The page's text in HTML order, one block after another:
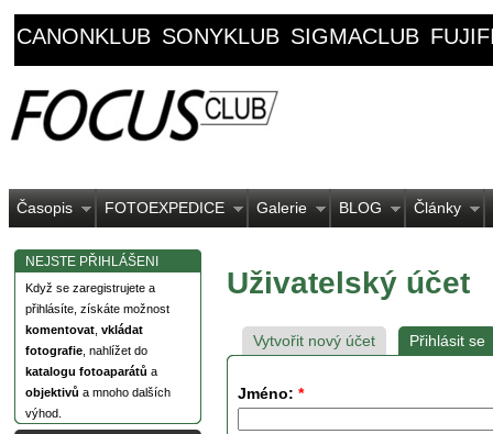
CANONKLUB SONYKLUB SIGMACLUB
Časopis FOTOEXPEDICE Galerie BLOG Články
NEJSTE PŘIHLÁŠENI
Když se zaregistrujete a
přihlásíte, získáte možnost
komentovat vkládat
fotografie , nahlížet do
katalogu fotoaparátů a
objektivů a mnoho dalších
výhod.
Uživatelský účet
Vytvořit nový účet Přihlásit se
Jméno: *